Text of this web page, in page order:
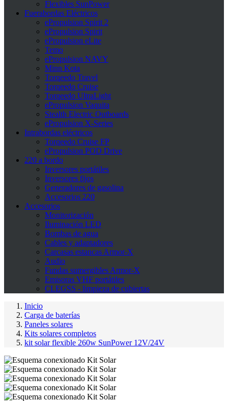
Flexibles SunPower
Fuerabordas Eléctricos
ePropulsion Spirit 2
ePropulsion Spirit
ePropulsion eLite
Temo
ePropulsion NAVY
Minn Kota
Torqeedo Travel
Torqeedo Cruise
Torqeedo UltraLight
ePropulsion Vaquita
Stealth Electric Outboards
ePropulsion X-Series
Intrabordas eléctricos
Torqeedo Cruise FP
ePropulsion POD Drive
220 a bordo
Inversores portátiles
Inversores fijos
Generadores de gasolina
Accesorios 220
Accesorios
Monitorización
Iluminación LED
Bombas de agua
Cables y adaptadores
Carcasas estancas Armor-X
Audio
Fundas sumergibles Armor-X
Emisoras VHF portátiles
CLEGSS - limpieza de cubiertas
Inicio
Carga de baterías
Paneles solares
Kits solares completos
kit solar flexible 260w SunPower 12V/24V